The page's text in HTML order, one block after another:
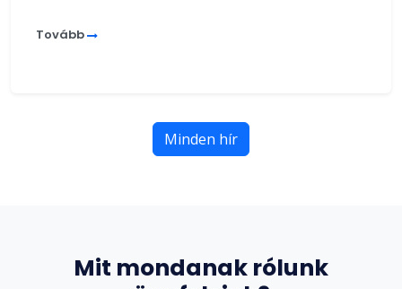
Tovább
Minden hír
Mit mondanak rólunk